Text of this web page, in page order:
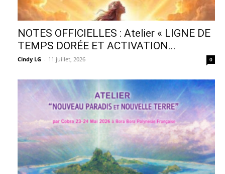
NOTES OFFICIELLES : Atelier « LIGNE DE
TEMPS DORÉE ET ACTIVATION...
Cindy LG - 11 juillet, 2026 0